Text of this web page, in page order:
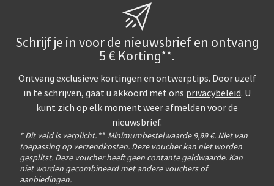
Schrijf je in voor de nieuwsbrief en ontvang
5 € Korting**.
Ontvang exclusieve kortingen en ontwerptips. Door uzelf
in te schrijven, gaat u akkoord met ons privacybeleid. U
kunt zich op elk moment weer afmelden voor de
nieuwsbrief.
* Dit veld is verplicht. ** Minimumbestelwaarde 9,99 €. Niet van
toepassing op verzendkosten. Deze voucher kan niet worden
gesplitst. Deze voucher heeft geen contante geldwaarde. Kan
niet worden gecombineerd met andere vouchers of
aanbiedingen.